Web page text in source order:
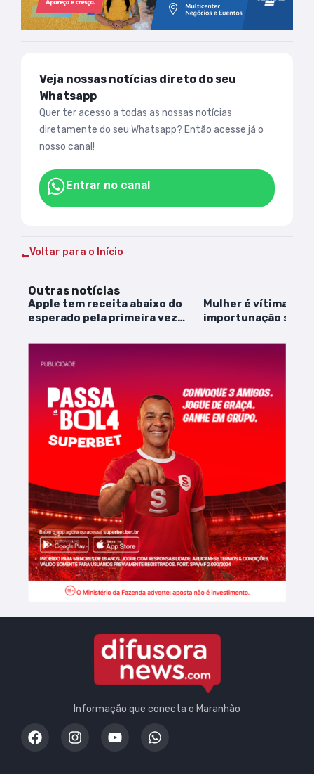
Veja nossas notícias direto do seu
Whatsapp
Quer ter acesso a todas as nossas notícias
diretamente do seu Whatsapp? Então acesse já o
nosso canal!
Entrar no canal
Voltar para o Início
Outras notícias
Apple tem receita abaixo do
esperado pela primeira vez
Mulher é vítima de
importunação
Informação que conecta o Maranhão